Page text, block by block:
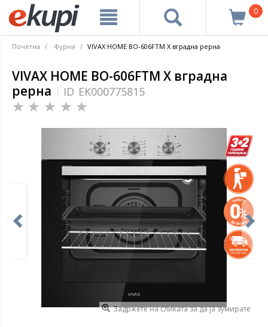
0
Почетна Фурни VIVAX HOME BO-606FTM X вградна рерна
VIVAX HOME BO-606FTM X вградна
рерна
ID EK000775815
Задржете на сликата за да ја зумирате